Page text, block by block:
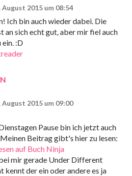
August 2015 um 08:54
Ich bin auch wieder dabei. Die
an sich echt gut, aber mir fiel auch
:D
August 2015 um 09:00
Pause bin ich jetzt auch
Beitrag gibt's hier zu lesen:
auf Buch Ninja
mir gerade Under Different
kennt der ein oder andere es ja